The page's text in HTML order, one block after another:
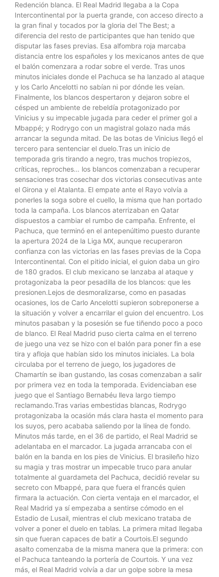
Redención blanca. El Real Madrid llegaba a la Copa
Intercontinental por la puerta grande, con acceso directo a
la gran final y tocados por la gloria del The Best; a
diferencia del resto de participantes que han tenido que
disputar las fases previas. Esa alfombra roja marcaba
distancia entre los españoles y los mexicanos antes de que
el balón comenzara a rodar sobre el verde. Tras unos
minutos iniciales donde el Pachuca se ha lanzado al ataque
y los Carlo Ancelotti no sabían ni por dónde les veían.
Finalmente, los blancos despertaron y dejaron sobre el
césped un ambiente de rebeldía protagonizado por
Vinicius y su impecable jugada para ceder el primer gol a
Mbappé; y Rodrygo con un magistral golazo nada más
arrancar la segunda mitad. De las botas de Vinicius llegó el
tercero para sentenciar el duelo.Tras un inicio de
temporada gris tirando a negro, tras muchos tropiezos,
críticas, reproches… los blancos comenzaban a recuperar
sensaciones tras cosechar dos victorias consecutivas ante
el Girona y el Atalanta. El empate ante el Rayo volvía a
ponerles la soga sobre el cuello, la misma que han portado
toda la campaña. Los blancos aterrizaban en Qatar
dispuestos a cambiar el rumbo de campaña. Enfrente, el
Pachuca, que terminó en el antepenúltimo puesto durante
la apertura 2024 de la Liga MX, aunque recuperaron
confianza con las victorias en las fases previas de la Copa
Intercontinental. Con el pitido inicial, el guion daba un giro
de 180 grados. El club mexicano se lanzaba al ataque y
protagonizaba la peor pesadilla de los blancos: que les
presionen.Lejos de desmoralizarse, como en pasadas
ocasiones, los de Carlo Ancelotti supieron sobreponerse a
la situación y volver a encarrilar el guion del encuentro. Los
minutos pasaban y la posesión se fue tiñendo poco a poco
de blanco. El Real Madrid puso cierta calma en el terreno
de juego una vez se hizo con el balón para poner fin a ese
tira y afloja que habían sido los minutos iniciales. La bola
circulaba por el terreno de juego, los jugadores de
Chamartín se iban gustando, las cosas comenzaban a salir
por primera vez en toda la temporada. Evidenciaban ese
juego que el Santiago Bernabéu lleva largo tiempo
reclamando.Tras varias embestidas blancas, Rodrygo
protagonizaba la ocasión más clara hasta el momento para
los suyos, pero acababa saliendo por la línea de fondo.
Minutos más tarde, en el 36 de partido, el Real Madrid se
adelantaba en el marcador. La jugada arrancaba con el
balón en la banda en los pies de Vinicius. El brasileño hizo
su magia y tras mostrar un impecable truco para anular
totalmente al guardameta del Pachuca, decidió revelar su
secreto con Mbappé, para que fuera el francés quien
firmara la actuación. Con cierta ventaja en el marcador, el
Real Madrid ya sí empezaba a sentirse cómodo en el
Estadio de Lusail, mientras el club mexicano trataba de
volver a poner el duelo en tablas. La primera mitad llegaba
sin que fueran capaces de batir a Courtois.El segundo
asalto comenzaba de la misma manera que la primera: con
el Pachuca tanteando la portería de Courtois. Y una vez
más, el Real Madrid volvía a dar un golpe sobre la mesa